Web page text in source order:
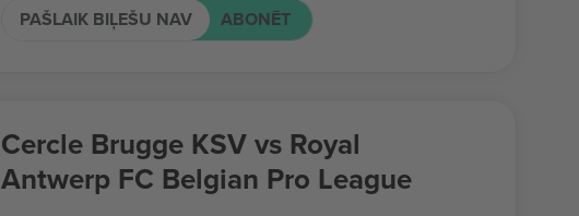
PAŠLAIK BIĻEŠU NAV ABONĒT
Cercle Brugge KSV vs Royal
Antwerp FC Belgian Pro League